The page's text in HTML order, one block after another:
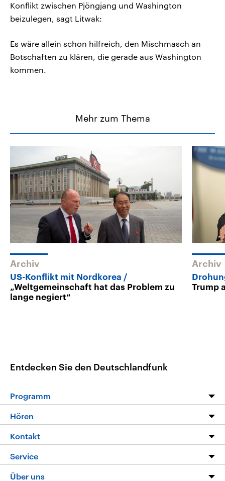
Konflikt zwischen Pjöngjang und Washington
beizulegen, sagt Litwak:
Es wäre allein schon hilfreich, den Mischmasch an
Botschaften zu klären, die gerade aus Washington
kommen.
Mehr zum Thema
Archiv
US-Konflikt mit Nordkorea
„Weltgemeinschaft hat das Problem zu
lange negiert“
Archiv
Trump
Entdecken Sie den Deutschlandfunk
Programm
Programm
Die Nachrichten
Nachrichtenleicht
Neue Beiträge auf dlf.de
Hören
Livestream
Podcasts
Kontakt
Hörerservice
Service
FAQ
Über uns